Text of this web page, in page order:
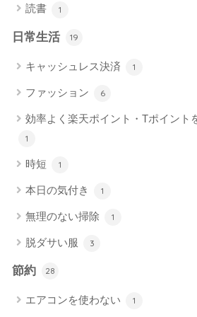
読書 1
日常生活 19
キャッシュレス決済 1
ファッション 6
効率よく楽天ポイント・Tポイント
1
時短 1
本日の気付き 1
無理のない掃除 1
脱ダサい服 3
節約 28
エアコンを使わない 1